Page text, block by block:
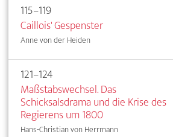
115–119
Caillois' Gespenster
Anne von der Heiden
121–124
Maßstabswechsel. Das
Schicksalsdrama und die Krise des
Regierens um 1800
Hans-Christian von Herrmann